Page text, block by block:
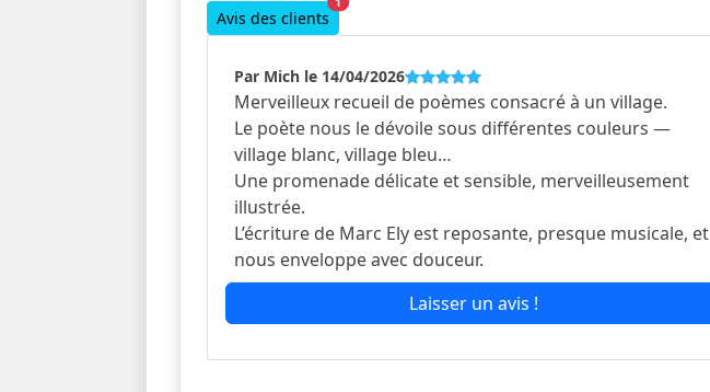
Avis des clients
Par Mich le 14/04/2026
Merveilleux recueil de poèmes consacré à un village.
Le poète nous le dévoile sous différentes couleurs —
village blanc, village bleu…
Une promenade délicate et sensible, merveilleusement
illustrée.
L’écriture de Marc Ely est reposante, presque musicale, et
nous enveloppe avec douceur.
Laisser un avis !